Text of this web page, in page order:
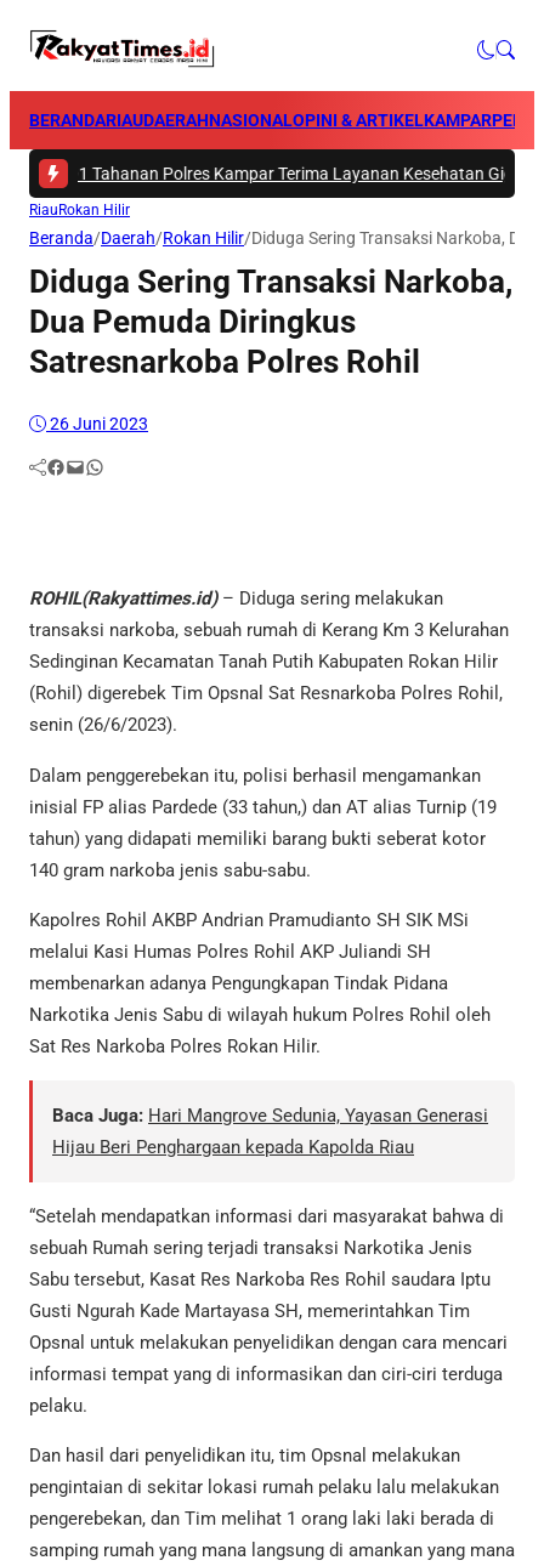
BERANDARIAUDAERAHNASIONALOPINI & ARTIKELKAMPAR
101 Tahanan Polres Kampar Terima Layanan Kesehatan Gigi dari
Riau Rokan Hilir
Beranda/Daerah/Rokan Hilir/Diduga Sering Transaksi Narkoba,
Diduga Sering Transaksi Narkoba,
Dua Pemuda Diringkus
Satresnarkoba Polres Rohil
26 Juni 2023
Facebook Mail WhatsApp
ROHIL(Rakyattimes.id) – Diduga sering melakukan
transaksi narkoba, sebuah rumah di Kerang Km 3 Kelurahan
Sedinginan Kecamatan Tanah Putih Kabupaten Rokan Hilir
(Rohil) digerebek Tim Opsnal Sat Resnarkoba Polres Rohil,
senin (26/6/2023).
Dalam penggerebekan itu, polisi berhasil mengamankan
inisial FP alias Pardede (33 tahun,) dan AT alias Turnip (19
tahun) yang didapati memiliki barang bukti seberat kotor
140 gram narkoba jenis sabu-sabu.
Kapolres Rohil AKBP Andrian Pramudianto SH SIK MSi
melalui Kasi Humas Polres Rohil AKP Juliandi SH
membenarkan adanya Pengungkapan Tindak Pidana
Narkotika Jenis Sabu di wilayah hukum Polres Rohil oleh
Sat Res Narkoba Polres Rokan Hilir.
Baca Juga: Hari Mangrove Sedunia, Yayasan Generasi
Hijau Beri Penghargaan kepada Kapolda Riau
“Setelah mendapatkan informasi dari masyarakat bahwa di
sebuah Rumah sering terjadi transaksi Narkotika Jenis
Sabu tersebut, Kasat Res Narkoba Res Rohil saudara Iptu
Gusti Ngurah Kade Martayasa SH, memerintahkan Tim
Opsnal untuk melakukan penyelidikan dengan cara mencari
informasi tempat yang di informasikan dan ciri-ciri terduga
pelaku.
Dan hasil dari penyelidikan itu, tim Opsnal melakukan
pengintaian di sekitar lokasi rumah pelaku lalu melakukan
pengerebekan, dan Tim melihat 1 orang laki laki berada di
samping rumah yang mana langsung di amankan yang mana